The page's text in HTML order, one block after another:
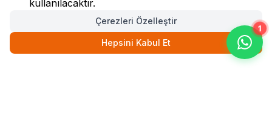
1
kullanılacaktır.
Çerezleri Özelleştir
Hepsini Kabul Et